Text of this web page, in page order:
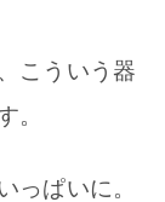
こういう器
。
っぱいに。